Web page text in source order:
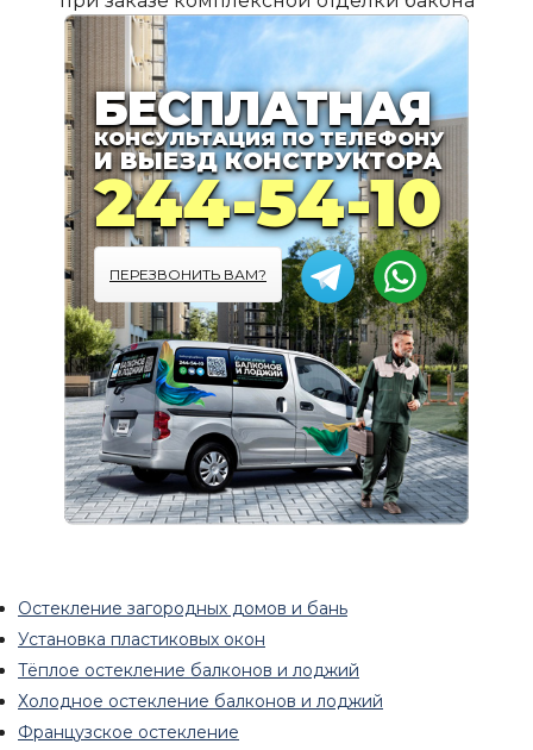
БЕСПЛАТНАЯ
КОНСУЛЬТАЦИЯ ПО ТЕЛЕФОНУ
И ВЫЕЗД КОНСТРУКТОРА
244-54-10
ПЕРЕЗВОНИТЬ ВАМ?
Остекление загородных домов и бань
Установка пластиковых окон
Тёплое остекление балконов и лоджий
Холодное остекление балконов и лоджий
Французское остекление